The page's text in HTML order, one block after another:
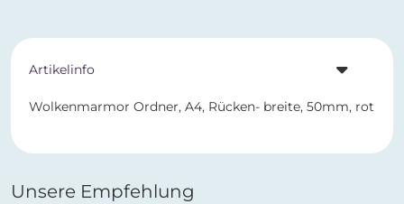
Artikelinfo
Wolkenmarmor Ordner, A4, Rücken- breite, 50mm, rot
Unsere Empfehlung